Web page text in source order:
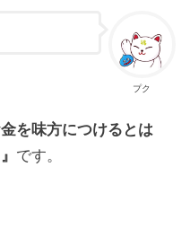
プク
を味方につけるとは
です。